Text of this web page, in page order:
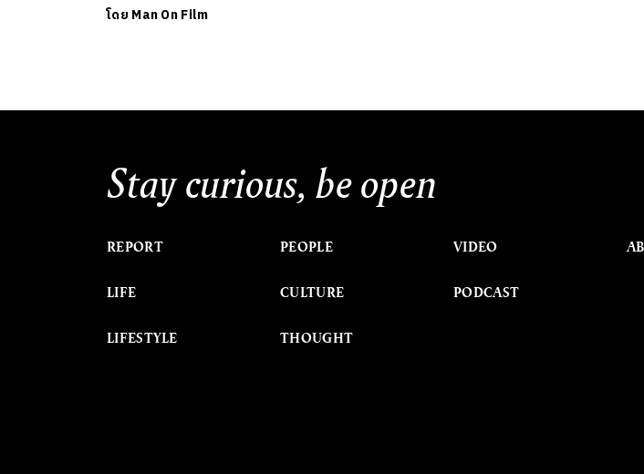
โดย Man On Film
Stay curious, be open
REPORT
LIFE
LIFESTYLE
PEOPLE
CULTURE
THOUGHT
VIDEO
PODCAST